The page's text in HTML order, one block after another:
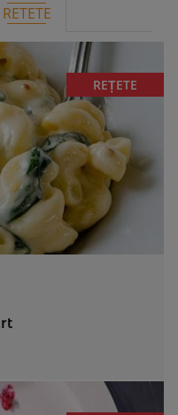
RETETE
REȚETE